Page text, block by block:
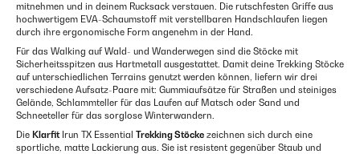
mitnehmen und in deinem Rucksack verstauen. Die rutschfesten Griffe aus
hochwertigem EVA-Schaumstoff mit verstellbaren Handschlaufen liegen
durch ihre ergonomische Form angenehm in der Hand.
Für das Walking auf Wald- und Wanderwegen sind die Stöcke mit
Sicherheitsspitzen aus Hartmetall ausgestattet. Damit deine Trekking Stöcke
auf unterschiedlichen Terrains genutzt werden können, liefern wir drei
verschiedene Aufsatz-Paare mit: Gummiaufsätze für Straßen und steiniges
Gelände, Schlammteller für das Laufen auf Matsch oder Sand und
Schneeteller für das sorglose Winterwandern.
Die KlarfitIrun TX Essential Trekking Stöcke zeichnen sich durch eine
sportliche, matte Lackierung aus. Sie ist resistent gegenüber Staub und